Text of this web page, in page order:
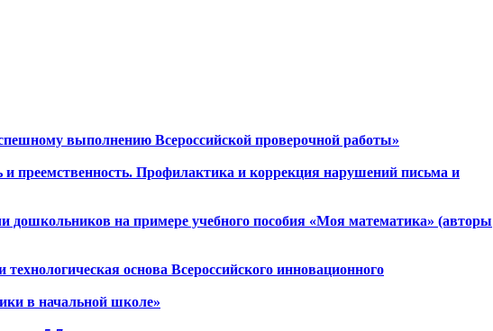
выполнению Всероссийской проверочной работы»
преемственность. Профилактика и коррекция нарушений письма и
дошкольников на примере учебного пособия «Моя математика» (авторы
основа Всероссийского инновационного
в начальной школе»